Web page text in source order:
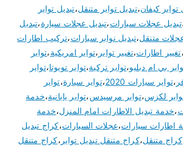
تواير كيفان،تبديل تواير متنقل،تبديل تواير
تبديل عجلات سيارات،تبديل عجلات سيارة،تبديل
متنقل،تبديل نوابر سيارات،تركيب اطارات
،تغيير اطارات،تغيير تواير ،تواير امريكية،تواير
بي ام دبليو،تواير تركية،تواير تويوتا،تواير
،تواير سيارات 2020 ،تواير سيارة،تواير
لكزس،تواير مرسيدس،تواير يابانية،خدمة
،خدمة تبديل الاطارات امام المنزل،خدمة
اطارات سيارات،عجلات السيارات،كراج تبديل
كراج متنقل،كراج متنقل تبديل تواير ،كراج متنقل